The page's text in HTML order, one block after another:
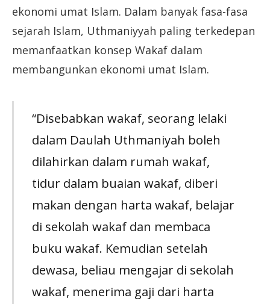
ekonomi umat Islam. Dalam banyak fasa-fasa
sejarah Islam, Uthmaniyyah paling terkedepan
memanfaatkan konsep Wakaf dalam
membangunkan ekonomi umat Islam.
“Disebabkan wakaf, seorang lelaki
dalam Daulah Uthmaniyah boleh
dilahirkan dalam rumah wakaf,
tidur dalam buaian wakaf, diberi
makan dengan harta wakaf, belajar
di sekolah wakaf dan membaca
buku wakaf. Kemudian setelah
dewasa, beliau mengajar di sekolah
wakaf, menerima gaji dari harta